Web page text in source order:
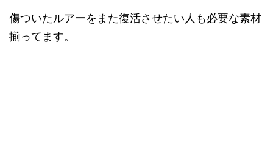
傷ついたルアーをまた復活させたい人も必要な素材
揃ってます。